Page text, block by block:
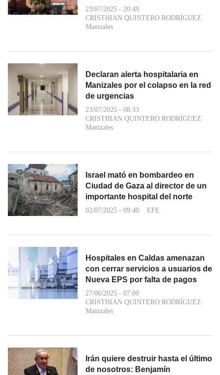
23/07/2025 - 20:49
CRISTHIAN QUINTERO RODRÍGUEZ
Manizales
Declaran alerta hospitalaria en
Manizales por el colapso en la red
de urgencias
23/07/2025 - 08:33
CRISTHIAN QUINTERO RODRÍGUEZ
Manizales
Israel mató en bombardeo en
Ciudad de Gaza al director de un
importante hospital del norte
02/07/2025 - 09:40 EFE
Hospitales en Caldas amenazan
con cerrar servicios a usuarios de
Nueva EPS por falta de pagos
27/06/2025 - 07:00
CRISTHIAN QUINTERO RODRÍGUEZ
Manizales
Irán quiere destruir hasta el último
de nosotros: Benjamín